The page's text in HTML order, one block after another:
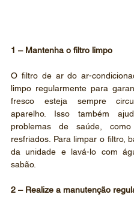
1 – Mantenha o filtro limpo
O filtro de ar do ar-
limpo regularmente para
fresco esteja sempre
aparelho. Isso também
problemas de saúde,
resfriados. Para limpar o filtro,
da unidade e lavá-lo com
sabão.
2 – Realize a manutenção